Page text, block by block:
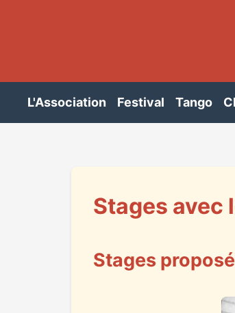
L'Association Festival Tango
Stages avec
Stages